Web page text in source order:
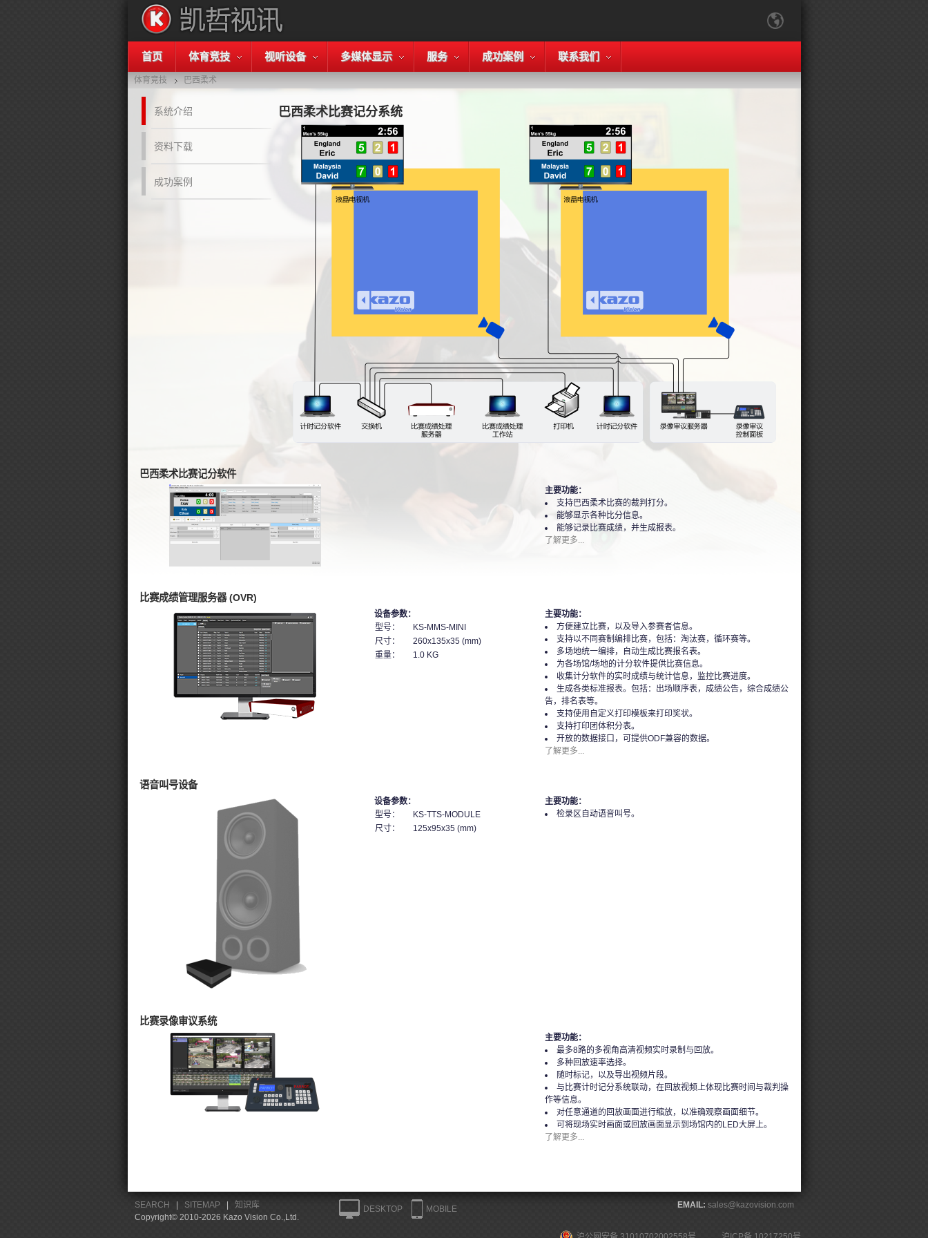
首页 体育竞技 视听设备 多媒体显示 服务 成功案例 联系我们
体育竞技 巴西柔术
系统介绍
资料下载
成功案例
巴西柔术比赛记分系统
巴西柔术比赛记分软件
主要功能：
支持巴西柔术比赛的裁判打分。
能够显示各种比分信息。
能够记录比赛成绩，并生成报表。
了解更多...
比赛成绩管理服务器 (OVR)
设备参数：
型号：
KS-MMS-MINI
尺寸：
260x135x35 (mm)
重量：
1.0 KG
主要功能：
方便建立比赛，以及导入参赛者信息。
支持以不同赛制编排比赛，包括：淘汰赛，循环赛等。
多场地统一编排，自动生成比赛报名表。
为各场馆/场地的计分软件提供比赛信息。
收集计分软件的实时成绩与统计信息，监控比赛进度。
生成各类标准报表。包括：出场顺序表，成绩公告，综合成绩公
告，排名表等。
支持使用自定义打印模板来打印奖状。
支持打印团体积分表。
开放的数据接口，可提供ODF兼容的数据。
了解更多...
语音叫号设备
设备参数：
型号：
KS-TTS-MODULE
尺寸：
125x95x35 (mm)
主要功能：
检录区自动语音叫号。
比赛录像审议系统
主要功能：
最多8路的多视角高清视频实时录制与回放。
多种回放速率选择。
随时标记，以及导出视频片段。
与比赛计时记分系统联动，在回放视频上体现比赛时间与裁判操
作等信息。
对任意通道的回放画面进行缩放，以准确观察画面细节。
可将现场实时画面或回放画面显示到场馆内的LED大屏上。
了解更多...
SEARCH SITEMAP| 知识库
Copyright© 2010-2026 Kazo Vision Co.,Ltd.
DESKTOP MOBILE EMAIL: sales@kazovision.com